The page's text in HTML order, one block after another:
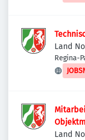
Land
Regina-
Land